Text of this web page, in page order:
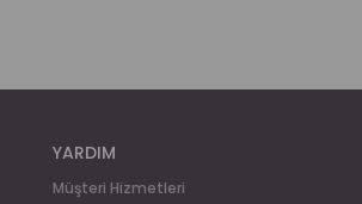
YARDIM
Müşteri Hizmetleri